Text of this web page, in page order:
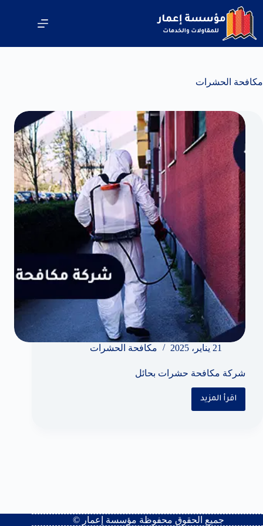
التجاوز
إلى
المحتوى
مكافحة الحشرات
21 يناير، 2025 مكافحة الحشرات
شركة مكافحة حشرات بحائل
اقرأ المزيد
شركة
مكافحة
جميع الحقوق محفوظة مؤسسة إعمار ©